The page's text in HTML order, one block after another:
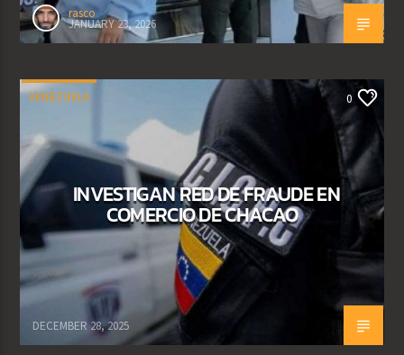
rasco
JANUARY 23, 2026
VENEZUELA 0
INVESTIGAN RED DE FRAUDE EN
COMERCIO DE CHACAO
DECEMBER 28, 2025